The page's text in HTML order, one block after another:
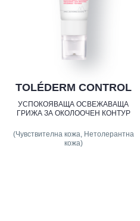
TOLÉDERM CONTROL
УСПОКОЯВАЩА ОСВЕЖАВАЩА
ГРИЖА ЗА ОКОЛООЧЕН КОНТУР
(Чувствителна кожа, Нетолерантна
кожа)